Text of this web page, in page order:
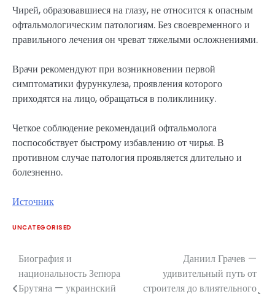
Чирей, образовавшиеся на глазу, не относится к опасным
офтальмологическим патологиям. Без своевременного и
правильного лечения он чреват тяжелыми осложнениями.
Врачи рекомендуют при возникновении первой
симптоматики фурункулеза, проявления которого
приходятся на лицо, обращаться в поликлинику.
Четкое соблюдение рекомендаций офтальмолога
поспособствует быстрому избавлению от чирья. В
противном случае патология проявляется длительно и
болезненно.
Источник
UNCATEGORISED
Навигация
по
Биография и
национальность Зепюра
Брутяна — украинский
Даниил Грачев —
удивительный путь от
строителя до влиятельного